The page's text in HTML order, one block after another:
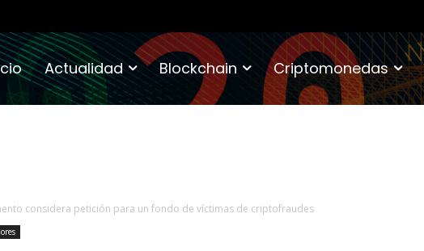
Actualidad Blockchain Criptomonedas
considera petición para un fondo de víctimas de criptofraudes